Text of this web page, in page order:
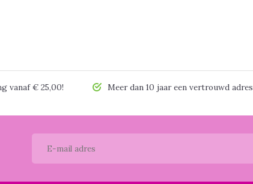
vanaf € 25,00! Meer dan 10 jaar een vertrouwd adres